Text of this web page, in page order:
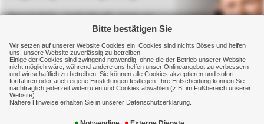
Bitte bestätigen Sie
Wir setzen auf unserer Website Cookies ein. Cookies sind nichts Böses und helfen
uns, unsere Website zuverlässig zu betreiben.
Einige der Cookies sind zwingend notwendig, ohne die der Betrieb unserer Website
nicht möglich wäre, während andere uns helfen unser Onlineangebot zu verbessern
und wirtschaftlich zu betreiben. Sie können alle Cookies akzeptieren und sofort
fortfahren oder auch eigene Einstellungen festlegen. Ihre Entscheidung können Sie
nachträglich jederzeit widerrufen und Cookies abwählen (z.B. im Fußbereich unserer
Website).
Nähere Hinweise erhalten Sie in unserer Datenschutzerklärung.
Persönlich – individuell - stets an
Betriebliche Vorsorge Geschäftsführer GGF Versorgung